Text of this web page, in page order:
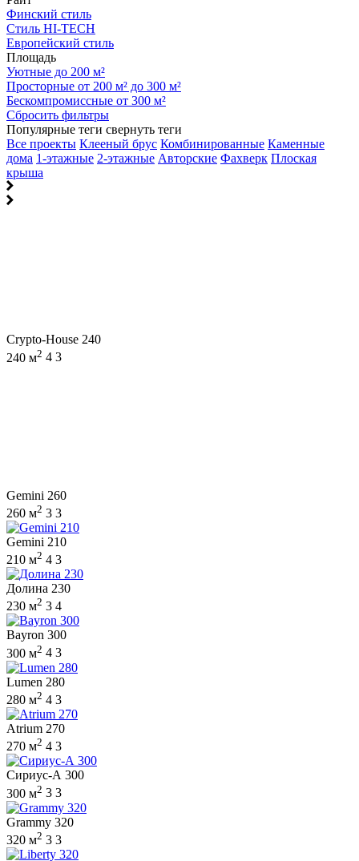
Финский стиль
Стиль HI-TECH
Европейский стиль
Площадь
Уютные до 200 м²
Просторные от 200 м² до 300 м²
Бескомпромиссные от 300 м²
Сбросить фильтры
Популярные теги свернуть теги
Все проекты Клееный брус Комбинированные Каменные
дома 1-этажные 2-этажные Авторские Фахверк Плоская
крыша
Crypto-House 240
240 м2 4 3
Gemini 260
260 м2 3 3
Gemini 210
210 м2 4 3
Долина 230
230 м2 3 4
Bayron 300
300 м2 4 3
Lumen 280
280 м2 4 3
Atrium 270
270 м2 4 3
Сириус-А 300
300 м2 3 3
Grammy 320
320 м2 3 3